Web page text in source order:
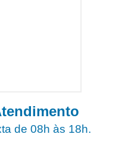
de 08h às 18h.